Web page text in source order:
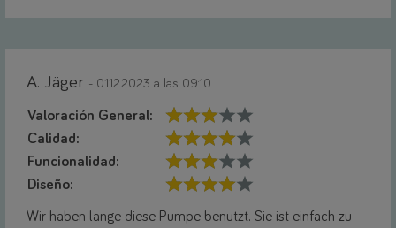
A. Jäger - 01.12.2023 a las 09:10
Valoración General:
Calidad:
Funcionalidad:
Diseño:
Wir haben lange diese Pumpe benutzt. Sie ist einfach zu